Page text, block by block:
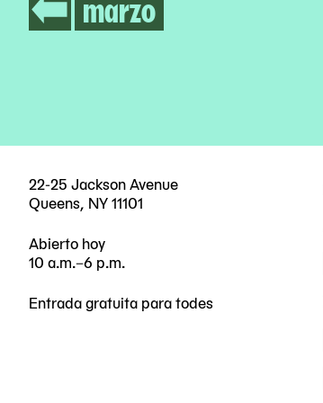
22-25 Jackson Avenue
Queens, NY 11101
Abierto hoy
10 a.m.–6 p.m.
Entrada gratuita para todes